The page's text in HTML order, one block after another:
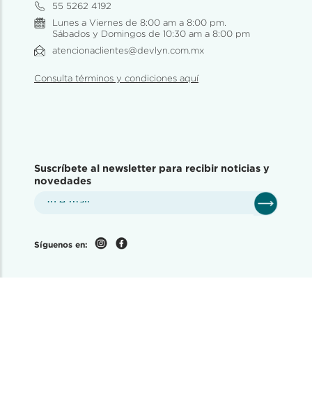
55 5262 4192
Lunes a Viernes de 8:00 am a 8:00 pm.
Sábados y Domingos de 10:30 am a 8:00 pm
atencionaclientes@devlyn.com.mx
Consulta términos y condiciones aquí
Suscríbete al newsletter para recibir noticias y
novedades
Síguenos en: